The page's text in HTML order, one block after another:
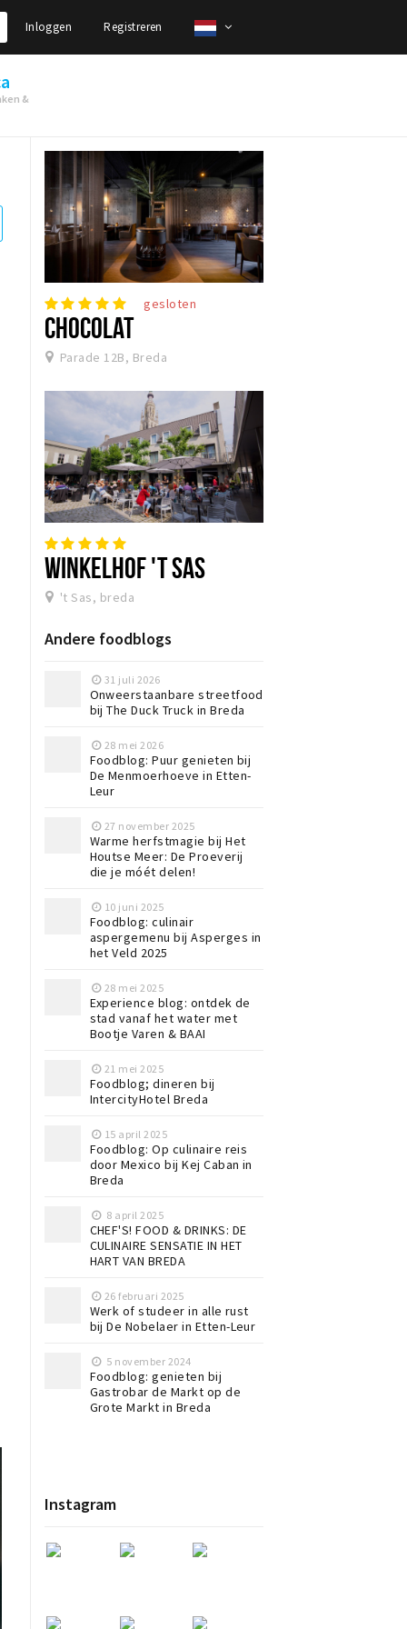
Inloggen Registreren
&
gesloten
CHOCOLAT
Parade 12B, Breda
WINKELHOF 'T SAS
't Sas, breda
Andere foodblogs
31 juli 2026
Onweerstaanbare streetfood
bij The Duck Truck in Breda
28 mei 2026
Foodblog: Puur genieten bij
De Menmoerhoeve in Etten-
Leur
27 november 2025
Warme herfstmagie bij Het
Houtse Meer: De Proeverij
die je móét delen!
10 juni 2025
Foodblog: culinair
aspergemenu bij Asperges in
het Veld 2025
28 mei 2025
Experience blog: ontdek de
stad vanaf het water met
Bootje Varen & BAAI
21 mei 2025
Foodblog; dineren bij
IntercityHotel Breda
15 april 2025
Foodblog: Op culinaire reis
door Mexico bij Kej Caban in
Breda
8 april 2025
CHEF'S! FOOD & DRINKS: DE
CULINAIRE SENSATIE IN HET
HART VAN BREDA
26 februari 2025
Werk of studeer in alle rust
bij De Nobelaer in Etten-Leur
5 november 2024
Foodblog: genieten bij
Gastrobar de Markt op de
Grote Markt in Breda
Instagram